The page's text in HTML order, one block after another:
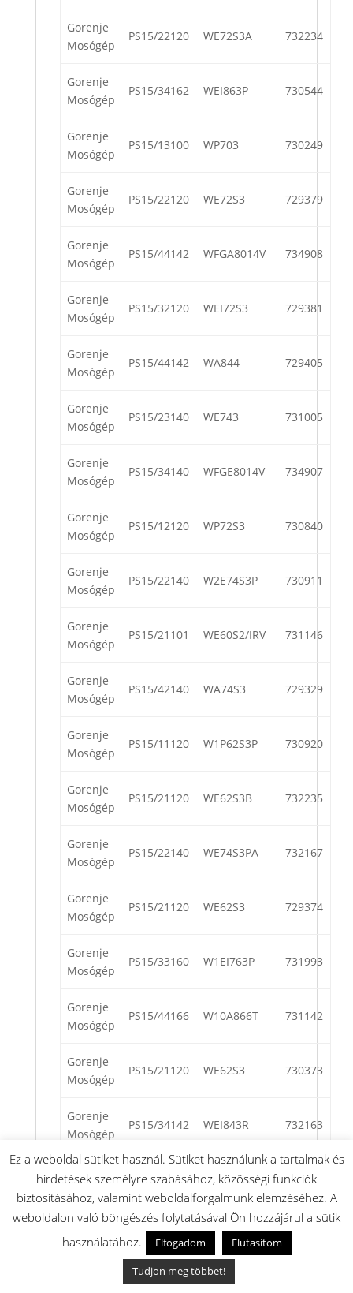
Gorenje
Mosógép
PS15/22120 WE72S3A 732234
Gorenje
Mosógép
PS15/34162 WEI863P 730544
Gorenje
Mosógép
PS15/13100 WP703 730249
Gorenje
Mosógép
PS15/22120 WE72S3 729379
Gorenje
Mosógép
PS15/44142 WFGA8014V 734908
Gorenje
Mosógép
PS15/32120 WEI72S3 729381
Gorenje
Mosógép
PS15/44142 WA844 729405
Gorenje
Mosógép
PS15/23140 WE743 731005
Gorenje
Mosógép
PS15/34140 WFGE8014V 734907
Gorenje
Mosógép
PS15/12120 WP72S3 730840
Gorenje
Mosógép
PS15/22140 W2E74S3P 730911
Gorenje
Mosógép
PS15/21101 WE60S2/IRV 731146
Gorenje
Mosógép
PS15/42140 WA74S3 729329
Gorenje
Mosógép
PS15/11120 W1P62S3P 730920
Gorenje
Mosógép
PS15/21120 WE62S3B 732235
Gorenje
Mosógép
PS15/22140 WE74S3PA 732167
Gorenje
Mosógép
PS15/21120 WE62S3 729374
Gorenje
Mosógép
PS15/33160 W1EI763P 731993
Gorenje
Mosógép
PS15/44166 W10A866T 731142
Gorenje
Mosógép
PS15/21120 WE62S3 730373
Gorenje
Mosógép
PS15/34142 WEI843R 732163
Gorenje
PS15/44145 WA843ST 735115
Gorenje
Mosógép
PS15/32140 WEI74S3B 732149
PS15/24142 WE843
Ez a weboldal sütiket használ. Sütiket használunk a tartalmak és
hirdetések személyre szabásához, közösségi funkciók
biztosításához, valamint weboldalforgalmunk elemzéséhez. A
weboldalon való böngészés folytatásával Ön hozzájárul a sütik
használatához.
Elfogadom
Elutasítom
Tudjon meg többet!